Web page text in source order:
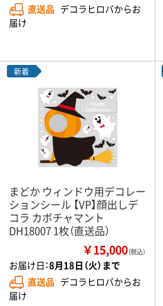
直送品 デコラヒロバからお
届け
新着
まどか ウィンドウ用デコレー
ションシール 【VP】顔出しデ
コラ カボチャマント
DH18007 1枚（直送品）
￥15,000（税込）
お届け日：8月18日（火）まで
直送品 デコラヒロバからお
届け